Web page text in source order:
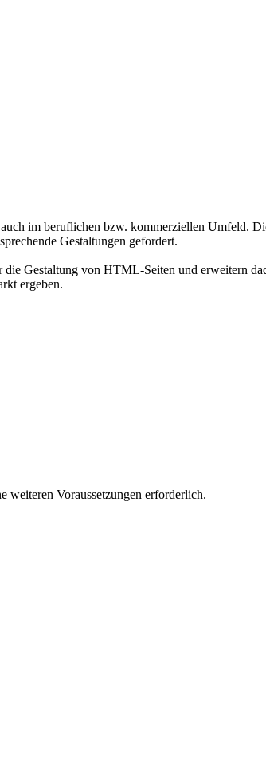
im beruflichen bzw. kommerziellen Umfeld.
Gestaltungen gefordert.
Gestaltung von HTML-Seiten und erweitern
ergeben.
weiteren Voraussetzungen erforderlich.